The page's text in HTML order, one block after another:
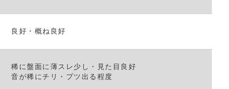
良好・概ね良好
稀に盤面に薄スレ少し・見た目良好
音が稀にチリ・プツ出る程度